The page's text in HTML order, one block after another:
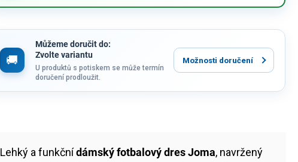
Můžeme doručit do:
Zvolte variantu
U produktů s potiskem se může termín
doručení prodloužit.
Možnosti doručení
Lehký a funkčnídámský fotbalový dres Joma, navržený